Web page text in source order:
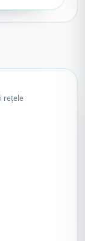
rețele